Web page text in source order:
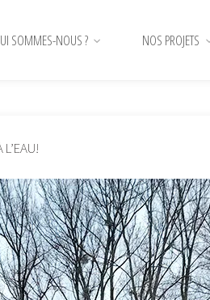
SOMMES-NOUS ? NOS PROJETS